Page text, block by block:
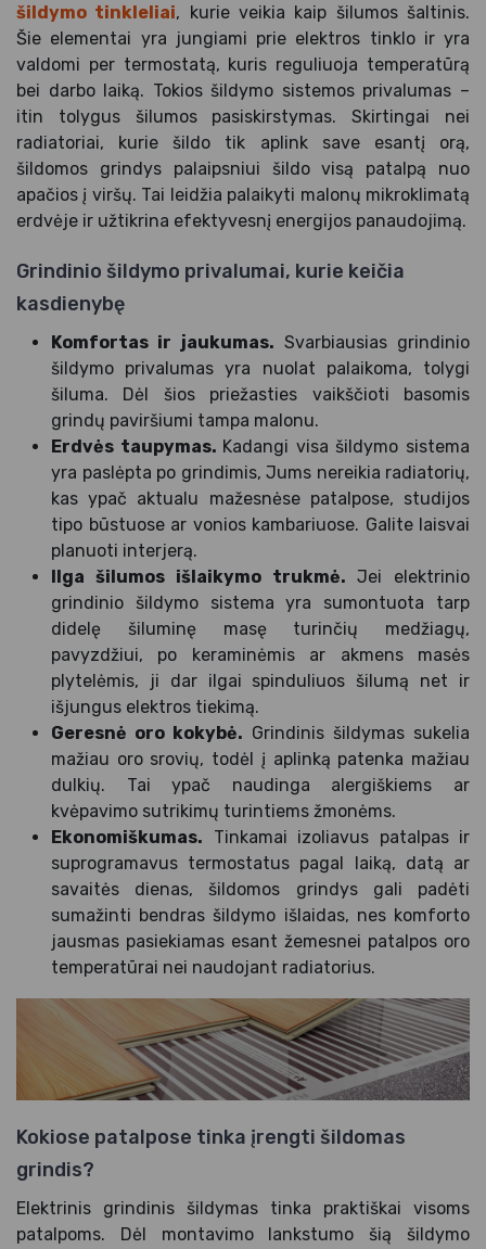
šildymo tinkleliai, kurie veikia kaip šilumos šaltinis.
Šie elementai yra jungiami prie elektros tinklo ir yra
valdomi per termostatą, kuris reguliuoja temperatūrą
bei darbo laiką. Tokios šildymo sistemos privalumas –
itin tolygus šilumos pasiskirstymas. Skirtingai nei
radiatoriai, kurie šildo tik aplink save esantį orą,
šildomos grindys palaipsniui šildo visą patalpą nuo
apačios į viršų. Tai leidžia palaikyti malonų mikroklimatą
erdvėje ir užtikrina efektyvesnį energijos panaudojimą.
Grindinio šildymo privalumai, kurie keičia
kasdienybę
Komfortas ir jaukumas. Svarbiausias grindinio
šildymo privalumas yra nuolat palaikoma, tolygi
šiluma. Dėl šios priežasties vaikščioti basomis
grindų paviršiumi tampa malonu.
Erdvės taupymas. Kadangi visa šildymo sistema
yra paslėpta po grindimis, Jums nereikia radiatorių,
kas ypač aktualu mažesnėse patalpose, studijos
tipo būstuose ar vonios kambariuose. Galite laisvai
planuoti interjerą.
Ilga šilumos išlaikymo trukmė. Jei elektrinio
grindinio šildymo sistema yra sumontuota tarp
didelę šiluminę masę turinčių medžiagų,
pavyzdžiui, po keraminėmis ar akmens masės
plytelėmis, ji dar ilgai spinduliuos šilumą net ir
išjungus elektros tiekimą.
Geresnė oro kokybė. Grindinis šildymas sukelia
mažiau oro srovių, todėl į aplinką patenka mažiau
dulkių. Tai ypač naudinga alergiškiems ar
kvėpavimo sutrikimų turintiems žmonėms.
Ekonomiškumas. Tinkamai izoliavus patalpas ir
suprogramavus termostatus pagal laiką, datą ar
savaitės dienas, šildomos grindys gali padėti
sumažinti bendras šildymo išlaidas, nes komforto
jausmas pasiekiamas esant žemesnei patalpos oro
temperatūrai nei naudojant radiatorius.
Kokiose patalpose tinka įrengti šildomas
grindis?
Elektrinis grindinis šildymas tinka praktiškai visoms
patalpoms. Dėl montavimo lankstumo šią šildymo